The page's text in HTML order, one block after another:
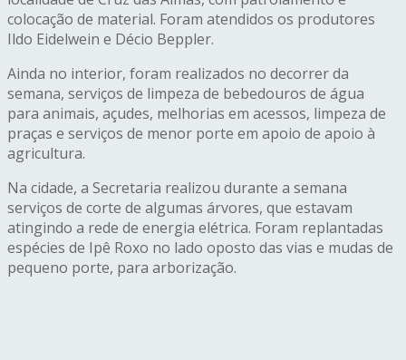
colocação de material. Foram atendidos os produtores
Ildo Eidelwein e Décio Beppler.
Ainda no interior, foram realizados no decorrer da
semana, serviços de limpeza de bebedouros de água
para animais, açudes, melhorias em acessos, limpeza de
praças e serviços de menor porte em apoio de apoio à
agricultura.
Na cidade, a Secretaria realizou durante a semana
serviços de corte de algumas árvores, que estavam
atingindo a rede de energia elétrica. Foram replantadas
espécies de Ipê Roxo no lado oposto das vias e mudas de
pequeno porte, para arborização.